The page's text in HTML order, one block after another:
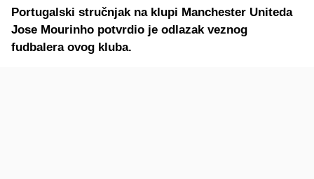
Portugalski stručnjak na klupi Manchester Uniteda
Jose Mourinho potvrdio je odlazak veznog
fudbalera ovog kluba.